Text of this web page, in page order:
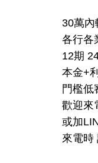
30萬內
各行各
12期
本金+
門檻低
歡迎來
或加
來電時